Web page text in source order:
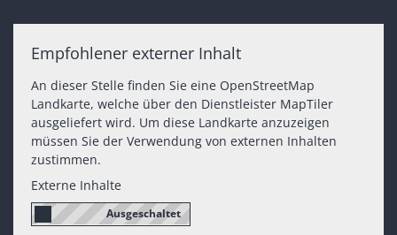
Empfohlener externer Inhalt
An dieser Stelle finden Sie eine OpenStreetMap
Landkarte, welche über den Dienstleister MapTiler
ausgeliefert wird. Um diese Landkarte anzuzeigen
müssen Sie der Verwendung von externen Inhalten
zustimmen.
Externe Inhalte